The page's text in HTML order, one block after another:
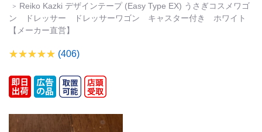
Reiko Kazki デザインテープ (Easy Type EX) うさぎコスメワゴ
ン ドレッサー ドレッサーワゴン キャスター付き ホワイト
【メーカー直営】
(406)